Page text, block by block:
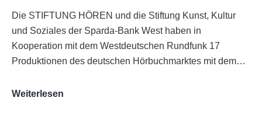
Die STIFTUNG HÖREN und die Stiftung Kunst, Kultur
und Soziales der Sparda-Bank West haben in
Kooperation mit dem Westdeutschen Rundfunk 17
Produktionen des deutschen Hörbuchmarktes mit dem…
Weiterlesen